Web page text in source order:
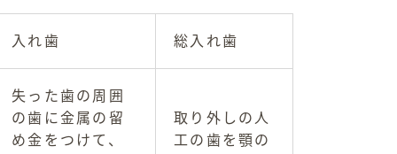
入れ歯 総入れ歯
失った歯の周囲
の歯に金属の留
め金をつけて、
取り外しの人
工の歯を顎の